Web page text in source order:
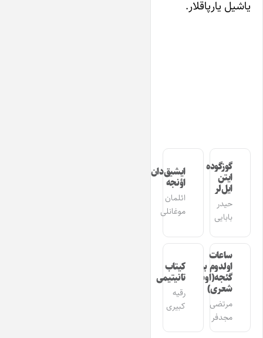
یاشیل یارپاقلار.
گوزگوده
ایتن
ایل‌لر
حیدر
بابایی
ایشیق‌دان
اؤنجه
ائلمان
موغانلی
ساعات
اولدوم بیر
گئجه(اوشاق
شعری)
مرتضی
مجدفر
کیتاب
تانیتیمی
رقیه
کبیری